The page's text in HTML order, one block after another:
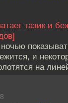
тазик и
и
на